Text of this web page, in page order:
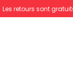
Les retours sont